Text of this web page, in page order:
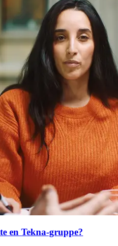
en Tekna-gruppe?